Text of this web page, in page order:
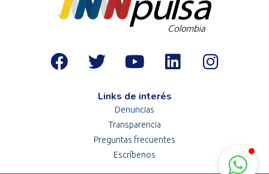
Links de interés
Denuncias
Transparencia
Preguntas frecuentes
Escríbenos